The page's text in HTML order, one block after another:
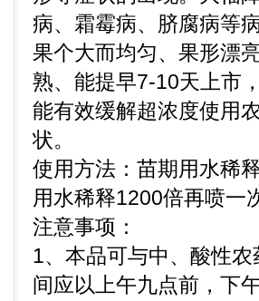
病、霜霉病、脐腐病等
果个大而均匀、果形漂
熟、能提早7-10天上市
能有效缓解超浓度使用
状。
使用方法：苗期用水稀
用水稀释1200倍再喷一
注意事项：
1、本品可与中、酸性
间应以上午九点前，下